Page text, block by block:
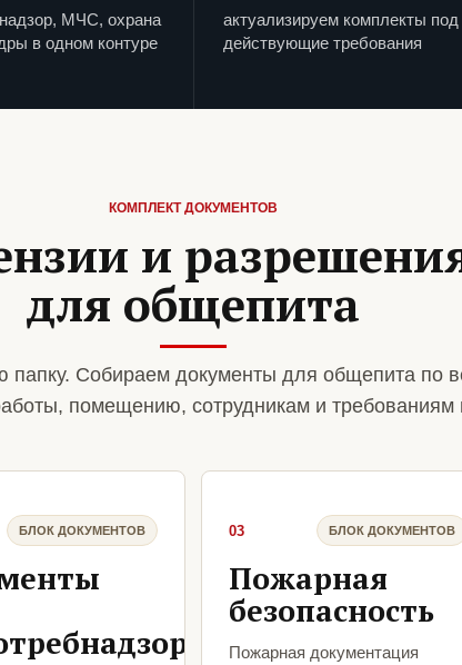
МЧС, охрана
в одном контуре
актуализируем комплекты под
действующие требования
КОМПЛЕКТ ДОКУМЕНТОВ
и
для общепита
папку. Собираем документы для общепита по
помещению, сотрудникам и требованиям
БЛОК ДОКУМЕНТОВ 03 БЛОК ДОКУМЕНТОВ
Пожарная
безопасность
Пожарная документация